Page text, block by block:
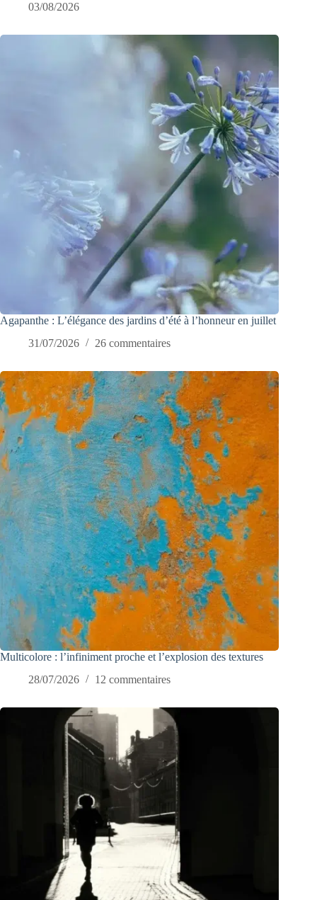
03/08/2026
Agapanthe : L’élégance des jardins d’été à l’honneur en juillet
31/07/2026
26 commentaires
Multicolore : l’infiniment proche et l’explosion des textures
28/07/2026
12 commentaires